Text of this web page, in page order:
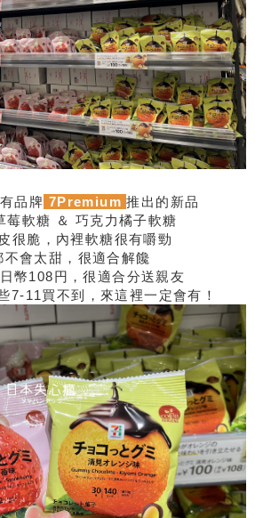
品牌 7Premium推出的新品
莓軟糖 ＆ 巧克力橘子軟糖
很脆，內裡軟糖很有嚼勁
不會太甜，很適合解饞
幣108円，很適合分送親友
7-11買不到，來這裡一定會有！